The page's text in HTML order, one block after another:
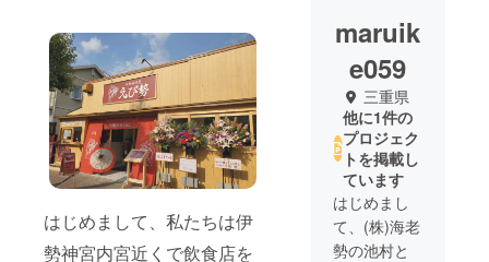
はじめまして、私たちは伊
勢神宮内宮近くで飲食店を
maruik
e059
三重県
他に1件の
プロジェク
トを掲載し
ています
はじめまし
て、(株)海老
勢の池村と